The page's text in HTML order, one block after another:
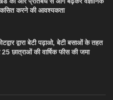
करने की आवश्यकता
द्वारा बेटी पढ़ाओ, बेटी बसाओं के तहत
छात्राओं की वार्षिक फीस की जमा